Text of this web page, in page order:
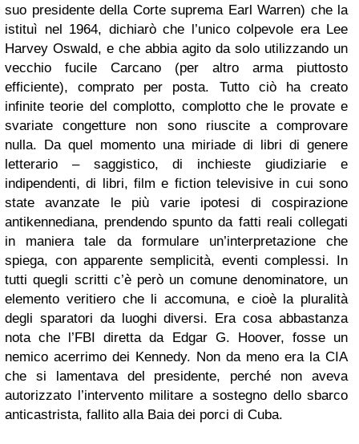
suo presidente della Corte suprema Earl Warren) che la
istituì nel 1964, dichiarò che l’unico colpevole era Lee
Harvey Oswald, e che abbia agito da solo utilizzando un
vecchio fucile Carcano (per altro arma piuttosto
efficiente), comprato per posta. Tutto ciò ha creato
infinite teorie del complotto, complotto che le provate e
svariate congetture non sono riuscite a comprovare
nulla. Da quel momento una miriade di libri di genere
letterario – saggistico, di inchieste giudiziarie e
indipendenti, di libri, film e fiction televisive in cui sono
state avanzate le più varie ipotesi di cospirazione
antikennediana, prendendo spunto da fatti reali collegati
in maniera tale da formulare un’interpretazione che
spiega, con apparente semplicità, eventi complessi. In
tutti quegli scritti c’è però un comune denominatore, un
elemento veritiero che li accomuna, e cioè la pluralità
degli sparatori da luoghi diversi. Era cosa abbastanza
nota che l’FBI diretta da Edgar G. Hoover, fosse un
nemico acerrimo dei Kennedy. Non da meno era la CIA
che si lamentava del presidente, perché non aveva
autorizzato l’intervento militare a sostegno dello sbarco
anticastrista, fallito alla Baia dei porci di Cuba.